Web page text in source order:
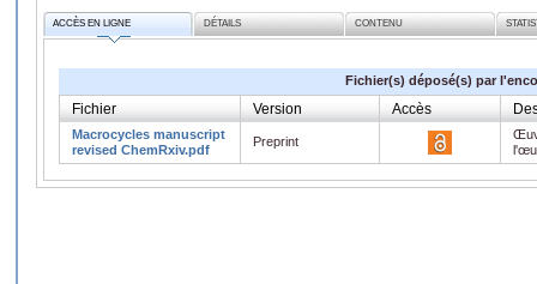
ACCÈS EN LIGNE DÉTAILS CONTENU
Fichier(s) déposé(s) par
Fichier Version Accès
Macrocycles manuscript
revised ChemRxiv.pdf
Preprint